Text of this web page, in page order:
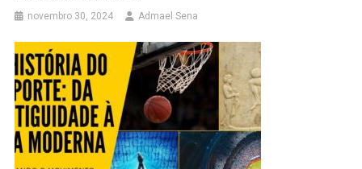
novembro 30, 2024 Admael Sena